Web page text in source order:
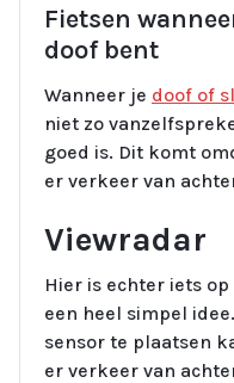
Fietsen
doof bent
Wanneer je doof of
niet zo
goed is. Dit komt
er verkeer van
Viewradar
Hier is echter iets
een heel simpel
sensor te plaatsen
er verkeer van